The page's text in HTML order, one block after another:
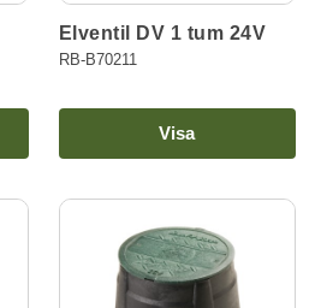
Elventil DV 1 tum 24V
RB-B70211
Visa